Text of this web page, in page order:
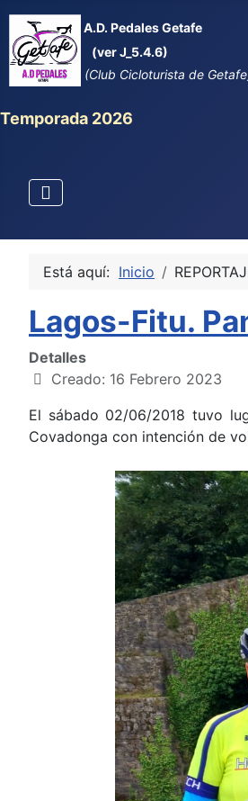
A.D. Pedales Getafe
(ver J_5.4.6)
(Club Cicloturista de
Temporada 2026
Está aquí: Inicio
Lagos-Fitu.
Detalles
Creado: 16 Febrero 2023
El sábado 02/06/2018 tuvo
Covadonga con intención de